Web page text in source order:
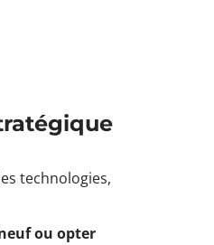
technologies,
ou opter